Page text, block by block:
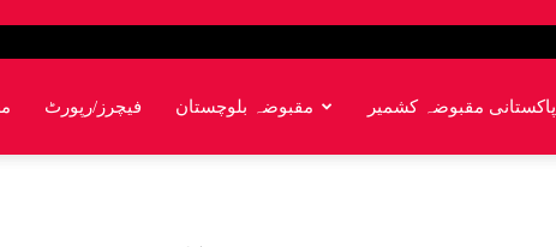
فیچرز/رپورٹ مقبوضہ بلوچستان پاکستانی مقبوضہ کشمیر